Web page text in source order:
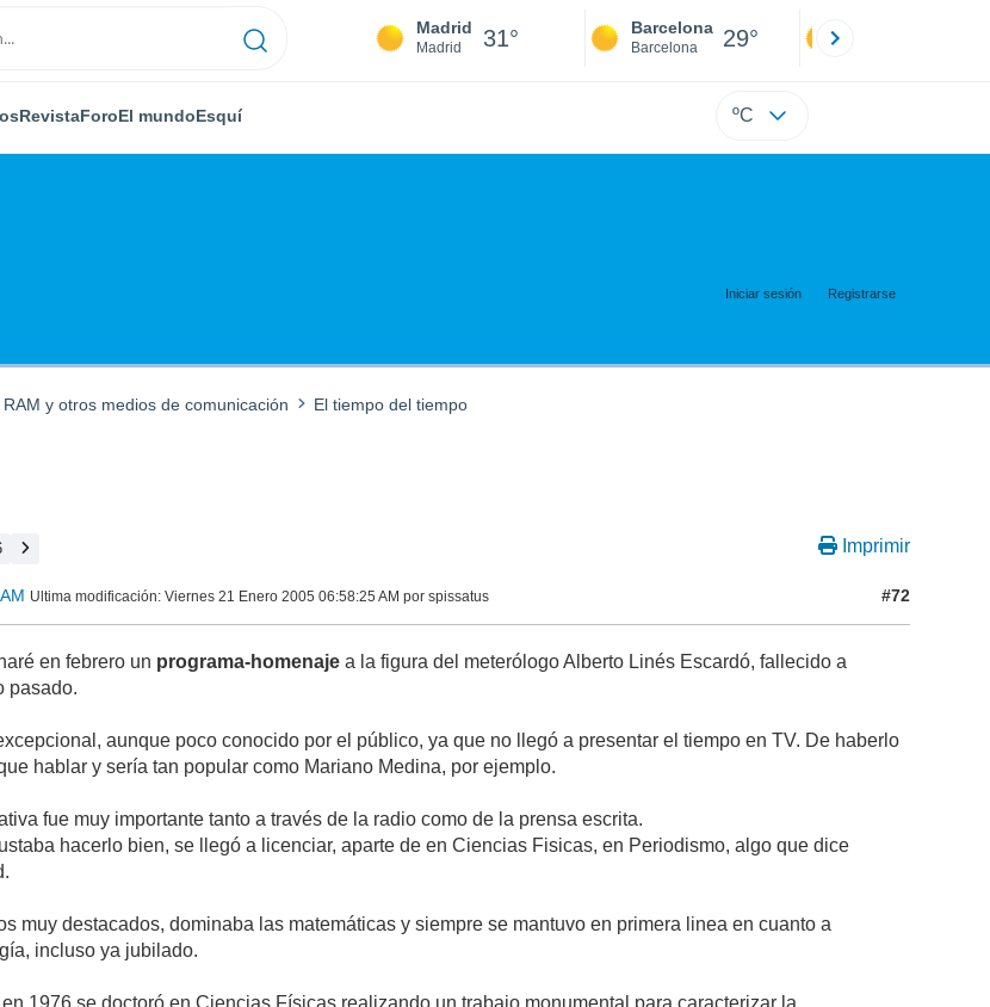
Madrid
Madrid 31° Barcelona
Barcelona 29°
RevistaForoEl mundoEsquí ºC
Iniciar sesión Registrarse
RAM y otros medios de comunicación El tiempo del tiempo
Imprimir
Ultima modificación: Viernes 21 Enero 2005 06:58:25 AM por spissatus #72
en febrero un programa-homenaje a la figura del meterólogo Alberto Linés Escardó, fallecido a
pasado.
aunque poco conocido por el público, ya que no llegó a presentar el tiempo en TV. De haberlo
hablar y sería tan popular como Mariano Medina, por ejemplo.
fue muy importante tanto a través de la radio como de la prensa escrita.
hacerlo bien, se llegó a licenciar, aparte de en Ciencias Fisicas, en Periodismo, algo que dice
muy destacados, dominaba las matemáticas y siempre se mantuvo en primera linea en cuanto a
incluso ya jubilado.